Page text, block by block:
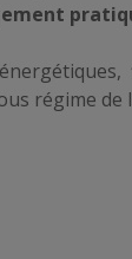
régime de